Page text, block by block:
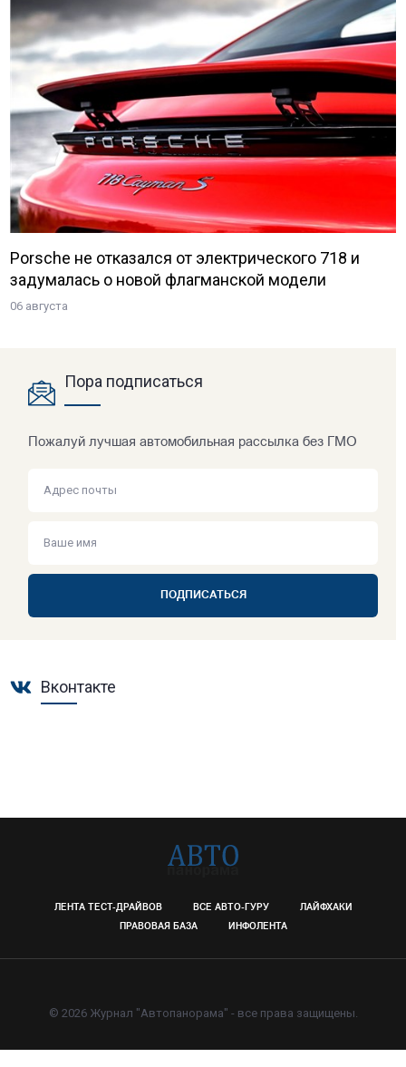
Porsche не отказался от электрического 718 и
задумалась о новой флагманской модели
06 августа
Пора подписаться
Пожалуй лучшая автомобильная рассылка без ГМО
ПОДПИСАТЬСЯ
Вконтакте
ЛЕНТА ТЕСТ-ДРАЙВОВ ВСЕ АВТО-ГУРУ
ЛАЙФХАКИ
ПРАВОВАЯ БАЗА
ИНФОЛЕНТА
© 2026 Журнал "Автопанорама" - все права защищены.